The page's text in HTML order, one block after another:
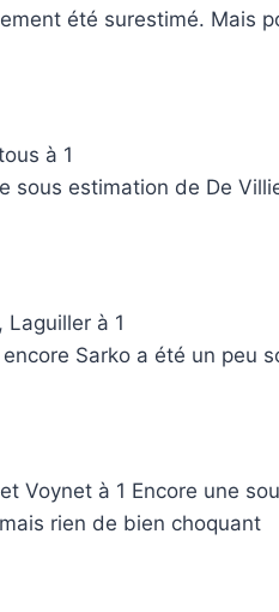
été surestimé. Mais
à 1
sous estimation de De
à 1
Sarko a été un peu
Voynet à 1 Encore une
rien de bien choquant